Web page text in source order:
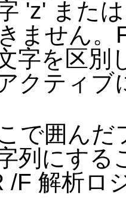
'z' また
ません。
字を区別
クティ
で囲ん
列にする
/F 解析ロ